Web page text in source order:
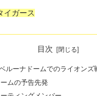
イガース
目次
ルーナドームでのライオンズ
ムの予告先発